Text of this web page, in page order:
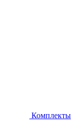
Комплекты